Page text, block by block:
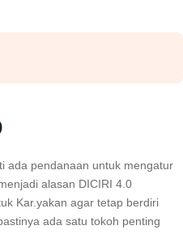
ada pendanaan untuk mengatur
alasan DICIRI 4.0
Kar.yakan agar tetap berdiri
ada satu tokoh penting